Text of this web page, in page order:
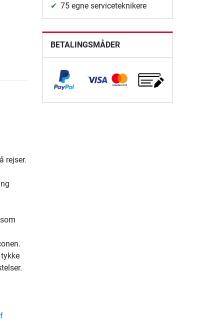
rejser.
75 egne serviceteknikere
BETALINGSMÅDER